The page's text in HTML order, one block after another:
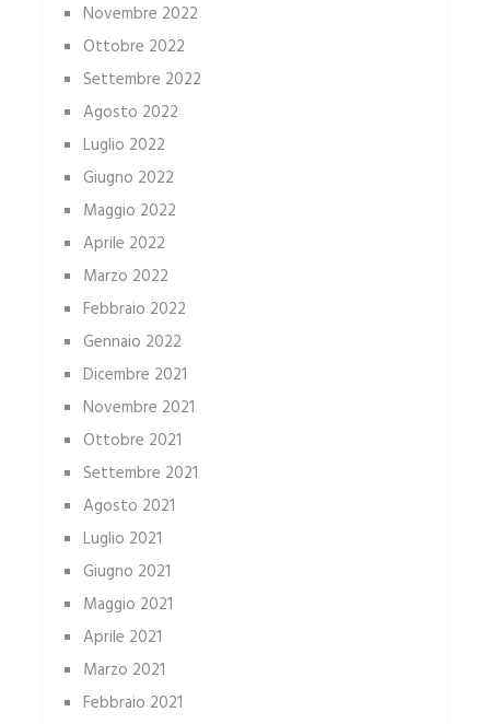
Novembre 2022
Ottobre 2022
Settembre 2022
Agosto 2022
Luglio 2022
Giugno 2022
Maggio 2022
Aprile 2022
Marzo 2022
Febbraio 2022
Gennaio 2022
Dicembre 2021
Novembre 2021
Ottobre 2021
Settembre 2021
Agosto 2021
Luglio 2021
Giugno 2021
Maggio 2021
Aprile 2021
Marzo 2021
Febbraio 2021